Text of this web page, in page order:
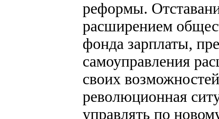
реформы.
расширением
фонда зарплаты,
самоуправления
своих
революционная
управлять по